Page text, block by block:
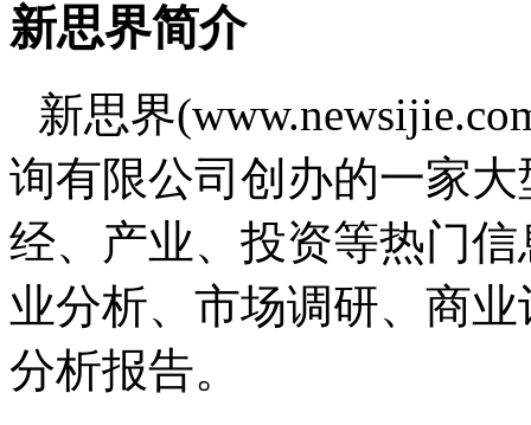
新思界简介
新思界
询有限公司创办的一家
经、产业、投资等热门
业分析、市场调研、商
分析报告。